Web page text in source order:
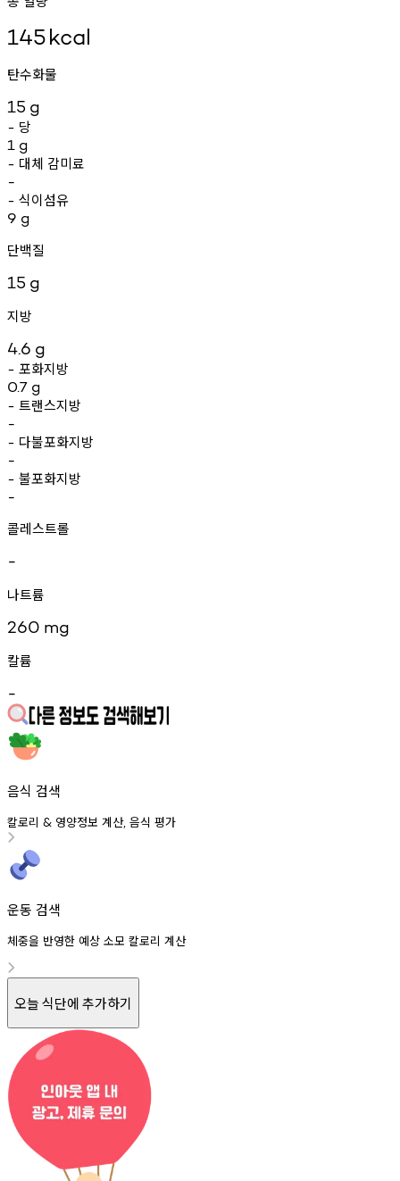
145kcal
탄수화물
15 g
- 당
1 g
- 대체 감미료
-
- 식이섬유
9 g
단백질
15 g
지방
4.6 g
- 포화지방
0.7 g
- 트랜스지방
-
- 다불포화지방
-
- 불포화지방
-
콜레스트롤
-
나트륨
260 mg
칼륨
-
음식 검색
칼로리 & 영양정보 계산, 음식 평가
운동 검색
체중을 반영한 예상 소모 칼로리 계산
오늘 식단에 추가하기